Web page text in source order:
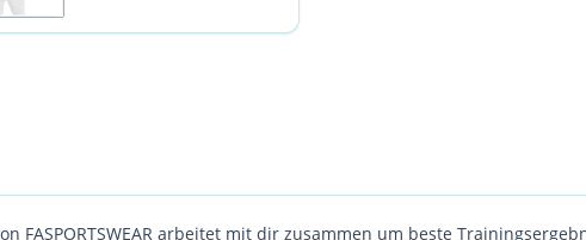
FASPORTSWEAR arbeitet mit dir zusammen um beste